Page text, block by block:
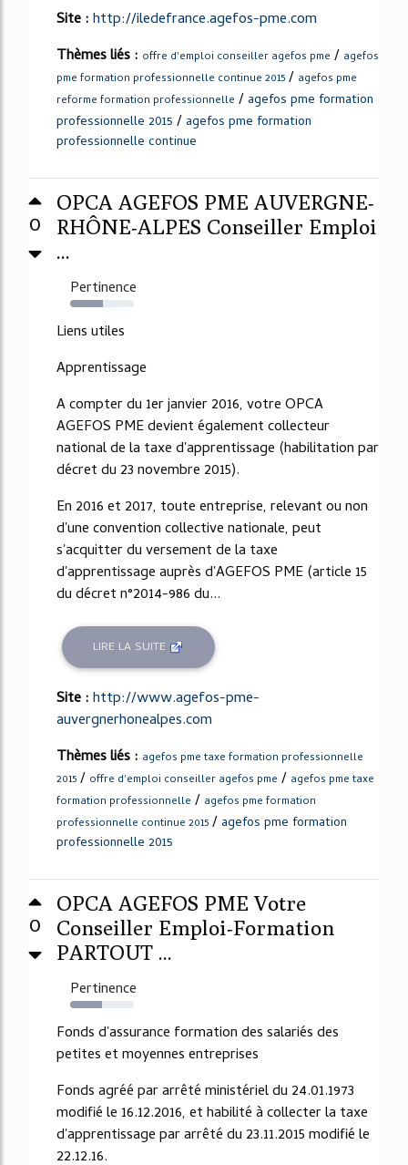
Site :http://iledefrance.agefos-pme.com
Thèmes liés : offre d'emploi conseiller agefos pme / agefos
pme formation professionnelle continue 2015 / agefos pme
reforme formation professionnelle /agefos pme formation
professionnelle 2015 /agefos pme formation
professionnelle continue
0
OPCA AGEFOS PME AUVERGNE-
RHÔNE-ALPES Conseiller Emploi
...
Pertinence
51%
Liens utiles
Apprentissage
A compter du 1er janvier 2016, votre OPCA
AGEFOS PME devient également collecteur
national de la taxe d'apprentissage (habilitation par
décret du 23 novembre 2015).
En 2016 et 2017, toute entreprise, relevant ou non
d'une convention collective nationale, peut
s'acquitter du versement de la taxe
d'apprentissage auprès d'AGEFOS PME (article 15
du décret n°2014-986 du...
LIRE LA SUITE
Site :http://www.agefos-pme-
auvergnerhonealpes.com
Thèmes liés : agefos pme taxe formation professionnelle
2015 / offre d'emploi conseiller agefos pme / agefos pme taxe
formation professionnelle / agefos pme formation
professionnelle continue 2015 /agefos pme formation
professionnelle 2015
0
OPCA AGEFOS PME Votre
Conseiller Emploi-Formation
PARTOUT ...
Pertinence
50%
Fonds d'assurance formation des salariés des
petites et moyennes entreprises
Fonds agréé par arrêté ministériel du 24.01.1973
modifié le 16.12.2016, et habilité à collecter la taxe
d'apprentissage par arrêté du 23.11.2015 modifié le
22.12.16.